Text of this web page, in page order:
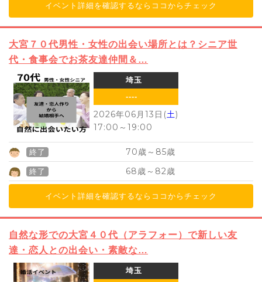
イベント詳細を確認するならココからチェック
大宮７０代男性・女性の出会い場所とは？シニア世
代・食事会でお茶友達仲間＆…
埼玉
----
2026年06月13日(土)
17:00 ～ 19:00
終了 70歳～ 85歳
終了 68歳～ 82歳
イベント詳細を確認するならココからチェック
自然な形での大宮４０代（アラフォー）で新しい友
達・恋人との出会い・素敵な…
埼玉